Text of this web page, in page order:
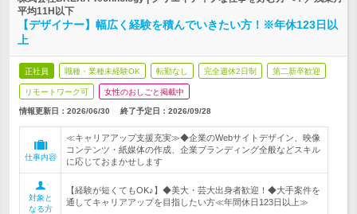
平均11H以下
【デザイナー】幅広く経験を積んでいきたい方！※年休123日以
上
正社員 職種・業種未経験OK 転勤なし 完全週休2日制 第二新卒歓迎
リモートワーク可 女性のおしごと掲載中
情報更新日：2026/06/30 終了予定日： 2026/09/28
仕事内容
≪キャリアアップ支援充実≫◆企業のWebサイトデザイン、映像
コンテンツ・紙媒体の作成、企業ブランディング全般などスキル
に応じておまかせします
対象と
なる方
【経験が短くてもOK♪】◆美大・芸大出身者歓迎！◆大手案件を
通してキャリアアップを目指したい方≪年間休日123日以上≫